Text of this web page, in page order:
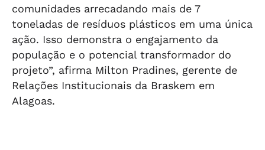
comunidades arrecadando mais de 7
toneladas de resíduos plásticos em uma única
ação. Isso demonstra o engajamento da
população e o potencial transformador do
projeto”, afirma Milton Pradines, gerente de
Relações Institucionais da Braskem em
Alagoas.